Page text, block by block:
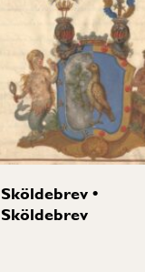
Sköldebrev•
Sköldebrev